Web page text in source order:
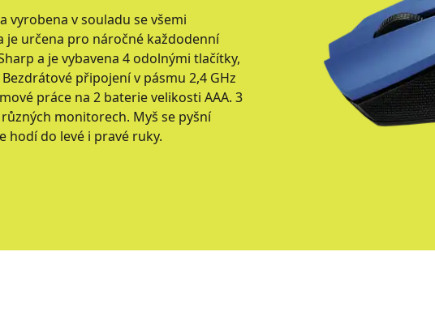
vyrobena v souladu se všemi
určena pro náročné každodenní
a je vybavena 4 odolnými tlačítky,
připojení v pásmu 2,4 GHz
práce na 2 baterie velikosti AAA. 3
monitorech. Myš se pyšní
hodí do levé i pravé ruky.